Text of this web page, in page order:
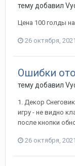
тему добавил
Цена 100 голды
26 октября, 2021
Ошибки
тему добавил
1. Декор
игру - не видно
после кнопки
26 октября, 2021